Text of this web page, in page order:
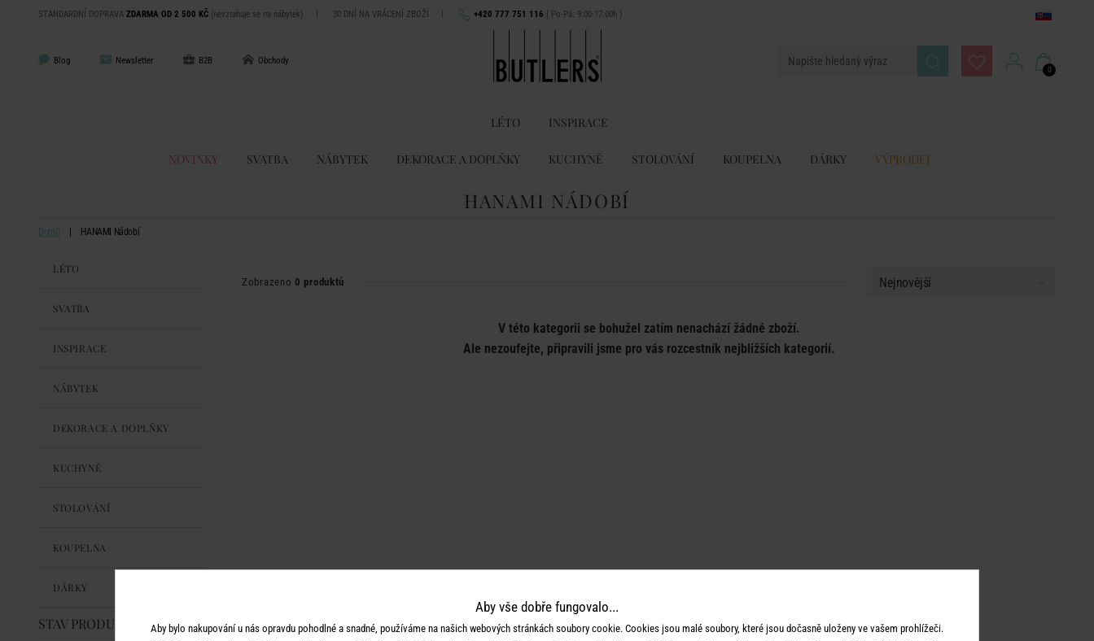
STANDARDNÍ DOPRAVA ZDARMA OD 2 500 KČ (nevztahuje se na nábytek) | 30 DNÍ NA VRÁCENÍ ZBOŽÍ | +420 777 751 116 ( Po-Pá: 9:00-17:00h )
Blog Newsletter B2B Obchody
0
LÉTO INSPIRACE
NOVINKY SVATBA NÁBYTEK DEKORACE A DOPLŇKY KUCHYNĚ STOLOVÁNÍ KOUPELNA DÁRKY VÝPRODEJ
HANAMI NÁDOBÍ
Domů HANAMI Nádobí
LÉTO
SVATBA
INSPIRACE
NÁBYTEK
DEKORACE A DOPLŇKY
KUCHYNĚ
STOLOVÁNÍ
KOUPELNA
DÁRKY
STAV PRODUKTU
Zobrazeno 0 produktů
V této kategorii se bohužel zatím nenachází žádné zboží.
Ale nezoufejte, připravili jsme pro vás rozcestník nejbližších kategorií.
Aby vše dobře fungovalo...
Aby bylo nakupování u nás opravdu pohodlné a snadné, používáme na našich webových stránkách soubory cookie. Cookies jsou malé soubory, které jsou dočasně uloženy ve vašem prohlížeči.